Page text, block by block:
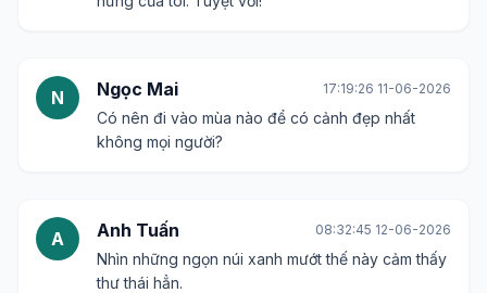
N Ngọc Mai 17:19:26 11-06-2026
Có nên đi vào mùa nào để có cảnh đẹp nhất
không mọi người?
A Anh Tuấn 08:32:45 12-06-2026
Nhìn những ngọn núi xanh mướt thế này cảm thấy
thư thái hẳn.